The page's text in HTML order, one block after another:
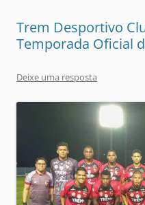
Trem Desportivo
Temporada Oficial
Deixe uma resposta